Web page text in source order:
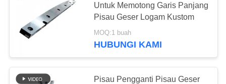
BERITA
KASUS
Untuk Memotong Garis Panjang
Pisau Geser Logam Kustom
MOQ:1 buah
HUBUNGI KAMI
Pisau Pengganti Pisau Geser